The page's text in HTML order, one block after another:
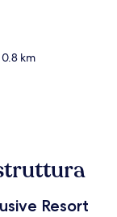
km
Resort